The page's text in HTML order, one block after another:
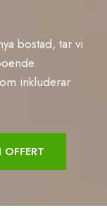
bostad, tar vi
inkluderar